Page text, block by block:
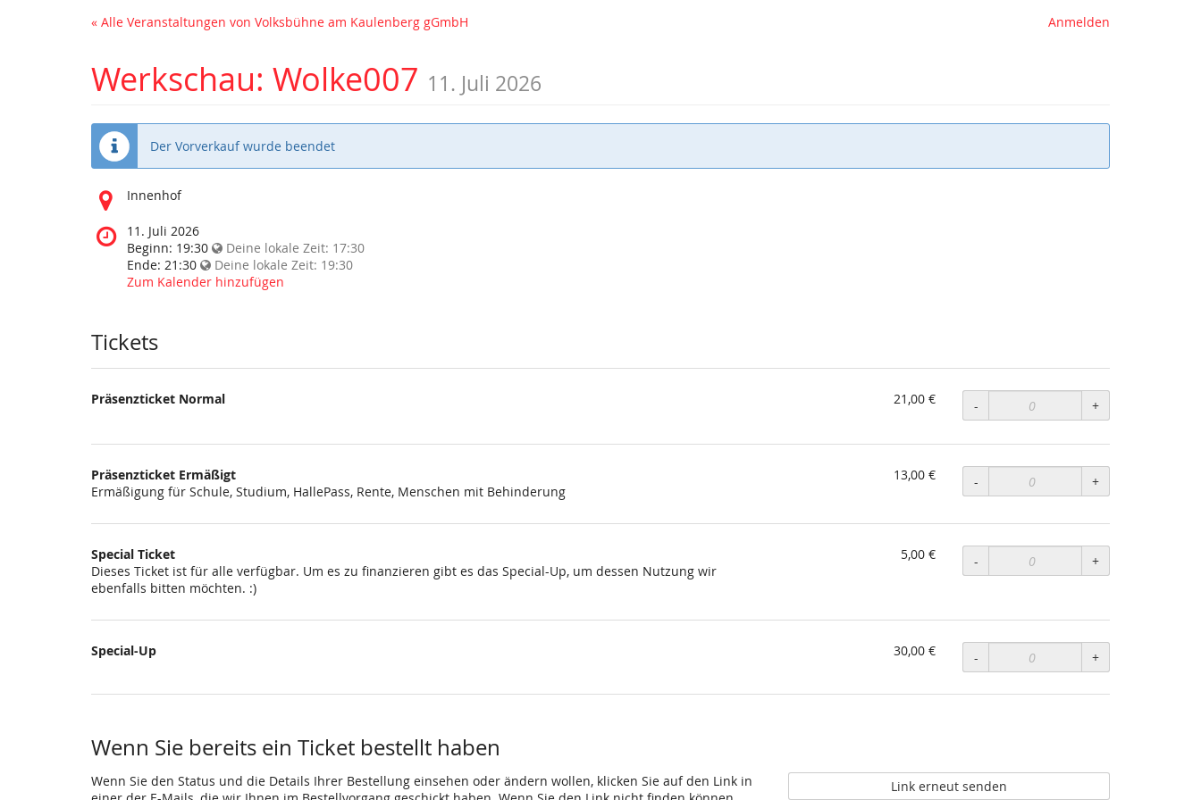
Anmelden
« Alle Veranstaltungen von Volksbühne am Kaulenberg gGmbH
Werkschau: Wolke007 11. Juli 2026
Der Vorverkauf wurde beendet
Wo
diese
Veranstaltung
statt?
Innenhof
Wann
findet
diese
Veranstaltung
11. Juli 2026
Beginn: 19:30 Deine lokale Zeit: 17:30
Ende: 21:30 Deine lokale Zeit: 19:30
Zum Kalender hinzufügen
Tickets
Präsenzticket Normal 21,00 € - +
Präsenzticket Ermäßigt
Ermäßigung für Schule, Studium, HallePass, Rente, Menschen mit Behinderung
13,00 € - +
Special Ticket
Dieses Ticket ist für alle verfügbar. Um es zu finanzieren gibt es das Special-Up, um dessen Nutzung wir
ebenfalls bitten möchten. :)
5,00 € - +
Special-Up 30,00 € - +
Wenn Sie bereits ein Ticket bestellt haben
Wenn Sie den Status und die Details Ihrer Bestellung einsehen oder ändern wollen, klicken Sie auf den Link in
Link erneut senden